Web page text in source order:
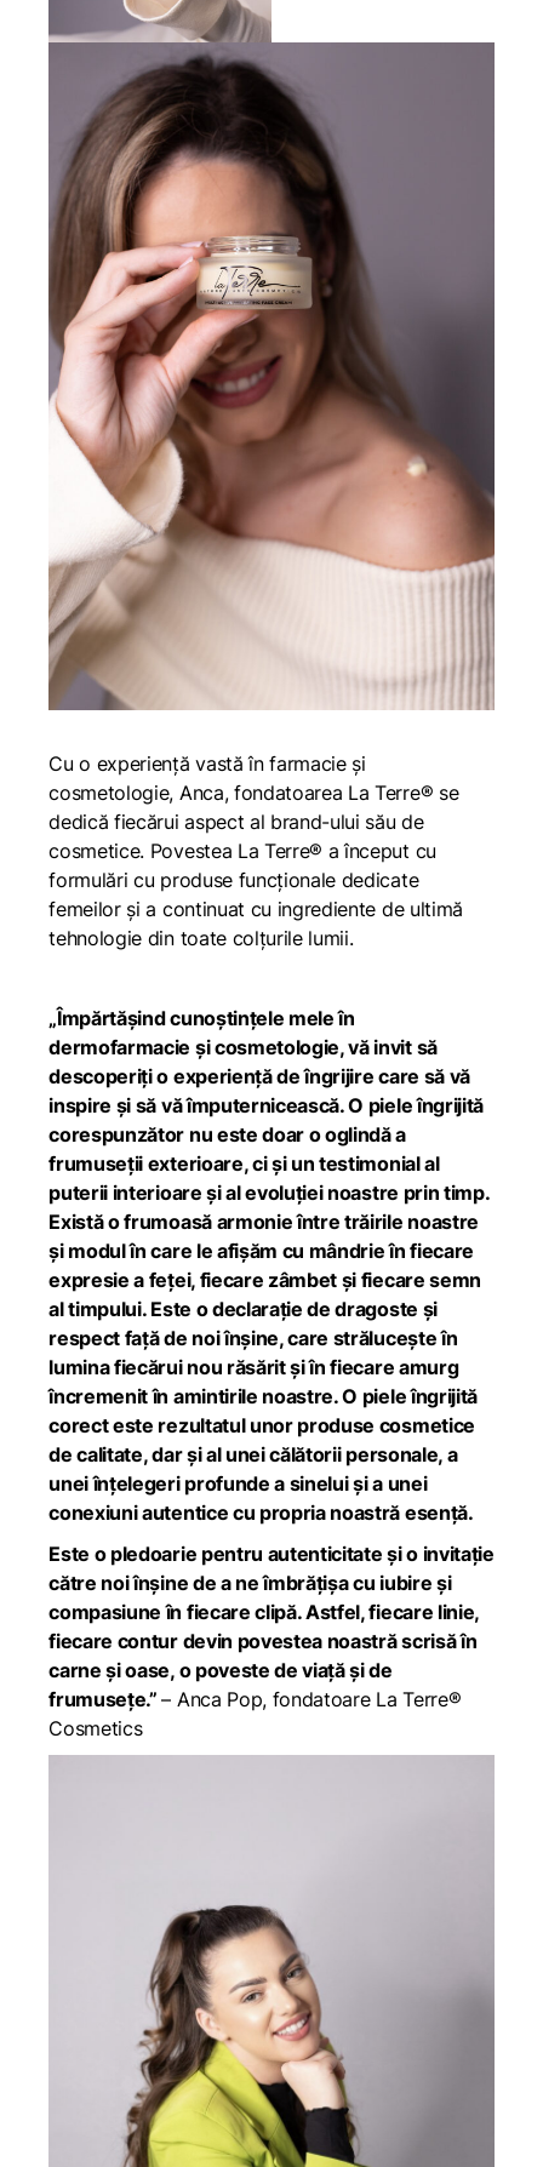
Cu o experiență vastă în farmacie și
cosmetologie, Anca, fondatoarea La Terre® se
dedică fiecărui aspect al brand-ului său de
cosmetice. Povestea La Terre® a început cu
formulări cu produse funcționale dedicate
femeilor și a continuat cu ingrediente de ultimă
tehnologie din toate colțurile lumii.
„Împărtășind cunoștințele mele în
dermofarmacie și cosmetologie, vă invit să
descoperiți o experiență de îngrijire care să vă
inspire și să vă împuternicească. O piele îngrijită
corespunzător nu este doar o oglindă a
frumuseții exterioare, ci și un testimonial al
puterii interioare și al evoluției noastre prin timp.
Există o frumoasă armonie între trăirile noastre
și modul în care le afișăm cu mândrie în fiecare
expresie a feței, fiecare zâmbet și fiecare semn
al timpului. Este o declarație de dragoste și
respect față de noi înșine, care strălucește în
lumina fiecărui nou răsărit și în fiecare amurg
încremenit în amintirile noastre. O piele îngrijită
corect este rezultatul unor produse cosmetice
de calitate, dar și al unei călătorii personale, a
unei înțelegeri profunde a sinelui și a unei
conexiuni autentice cu propria noastră esență.
Este o pledoarie pentru autenticitate și o invitație
către noi înșine de a ne îmbrățișa cu iubire și
compasiune în fiecare clipă. Astfel, fiecare linie,
fiecare contur devin povestea noastră scrisă în
carne și oase, o poveste de viață și de
frumusețe.”– Anca Pop, fondatoare La Terre®
Cosmetics